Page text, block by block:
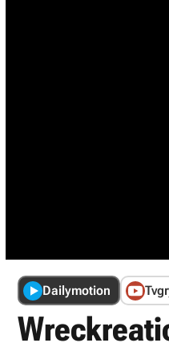
Dailymotion